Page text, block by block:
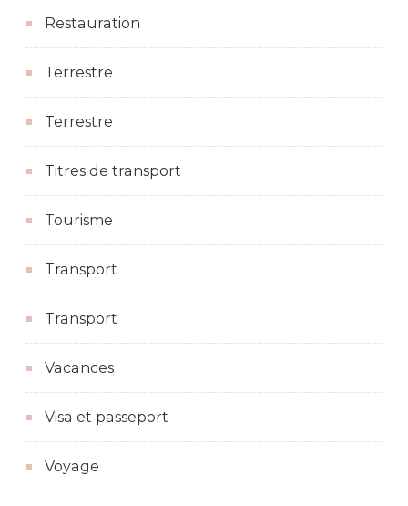
Restauration
Terrestre
Terrestre
Titres de transport
Tourisme
Transport
Transport
Vacances
Visa et passeport
Voyage